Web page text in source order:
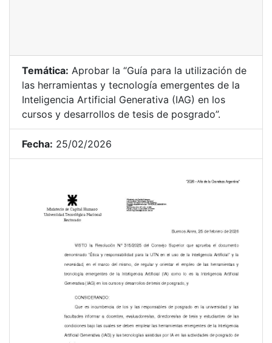
Temática: Aprobar la “Guía para la utilización de
las herramientas y tecnología emergentes de la
Inteligencia Artificial Generativa (IAG) en los
cursos y desarrollos de tesis de posgrado”.
Fecha: 25/02/2026